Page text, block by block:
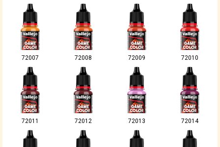
72007 72008 72009 72010
72011 72012 72013 72014